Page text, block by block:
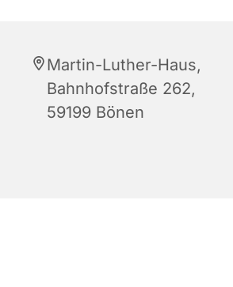
Martin-Luther-Haus,
Bahnhofstraße 262,
59199 Bönen